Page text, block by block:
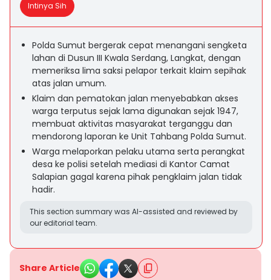
Intinya Sih
Polda Sumut bergerak cepat menangani sengketa
lahan di Dusun III Kwala Serdang, Langkat, dengan
memeriksa lima saksi pelapor terkait klaim sepihak
atas jalan umum.
Klaim dan pematokan jalan menyebabkan akses
warga terputus sejak lama digunakan sejak 1947,
membuat aktivitas masyarakat terganggu dan
mendorong laporan ke Unit Tahbang Polda Sumut.
Warga melaporkan pelaku utama serta perangkat
desa ke polisi setelah mediasi di Kantor Camat
Salapian gagal karena pihak pengklaim jalan tidak
hadir.
This section summary was AI-assisted and reviewed by
our editorial team.
Share Article